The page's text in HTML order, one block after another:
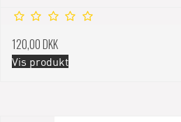
120,00 DKK
Vis produkt